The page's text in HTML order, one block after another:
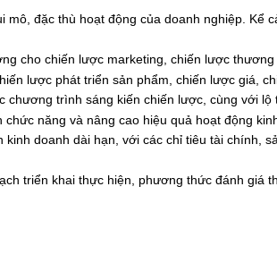
đặc thù hoạt động của doanh nghiệp. Kể
cho chiến lược marketing, chiến lược
lược phát triển sản phẩm, chiến lược giá,
chương trình sáng kiến chiến lược, cùng với
năng và nâng cao hiệu quả hoạt động
doanh dài hạn, với các chỉ tiêu tài chính,
triển khai thực hiện, phương thức đánh giá